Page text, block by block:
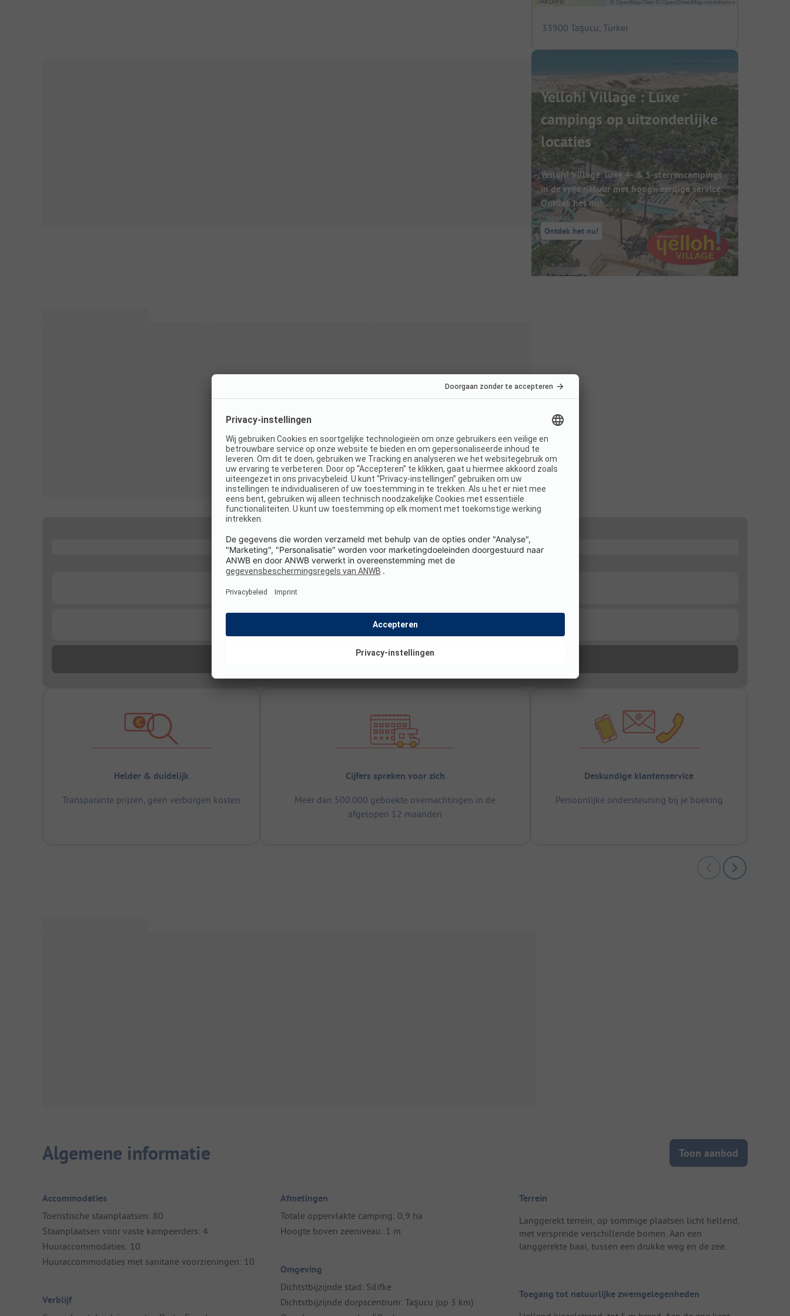
33900 Taşucu, Türkei
Yelloh! Village : Luxe
campings op uitzonderlijke
locaties
Yelloh! Village: luxe 4- & 5-sterrencampings
in de vrije natuur met hoogwaardige service.
Ontdek het nu!
Ontdek het nu!
Helder & duidelijk
Transparante prijzen, geen verborgen kosten
Cijfers spreken voor zich
Meer dan 500.000 geboekte overnachtingen in de
afgelopen 12 maanden
Deskundige klantenservice
Persoonlijke ondersteuning bij je boeking
Algemene informatie Toon aanbod
Accommodaties
Toeristische staanplaatsen: 80
Staanplaatsen voor vaste kampeerders: 4
Huuraccommodaties: 10
Huuraccommodaties met sanitaire voorzieningen: 10
Verblijf
Afmetingen
Totale oppervlakte camping: 0,9 ha
Hoogte boven zeeniveau: 1 m
Omgeving
Dichtstbijzijnde stad: Silifke
Dichtstbijzijnde dorpscentrum: Taşucu (op 3 km)
Terrein
Langgerekt terrein, op sommige plaatsen licht hellend,
met verspreide verschillende bomen. Aan een
langgerekte baai, tussen een drukke weg en de zee.
Toegang tot natuurlijke zwemgelegenheden